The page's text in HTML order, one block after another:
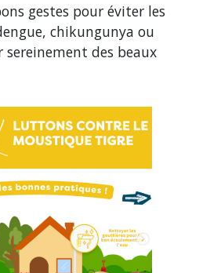
gestes pour éviter les
chikungunya ou
des beaux